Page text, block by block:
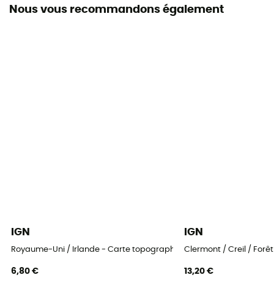
Nous vous recommandons également
IGN
Royaume-Uni / Irlande - Carte topographique
6,80 €
IGN
Clermont / Creil /
13,20 €